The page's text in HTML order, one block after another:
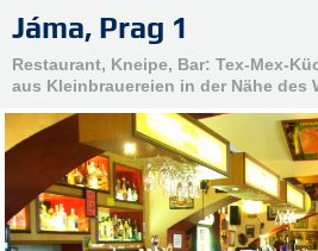
Jáma, Prag 1
Restaurant, Kneipe, Bar: Tex-Mex-
aus Kleinbrauereien in der Nähe des